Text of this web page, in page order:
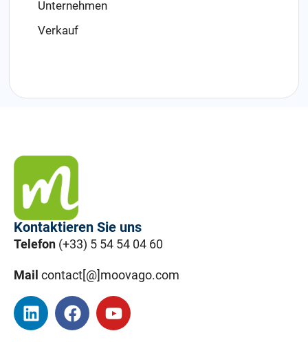
Unternehmen
Verkauf
Kontaktieren Sie uns
Telefon (+33) 5 54 54 04 60
Mail contact[@]moovago.com